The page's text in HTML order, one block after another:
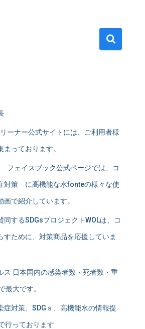
ーナー公式サイトには、ご利用者様
っております。
ェイスブック公式ページでは、コ
対策 に高機能な水fonteの様々な使
画で紹介しています。
同するSDGsプロジェクトWOLは、コ
すために、対策商品を応援していま
ス 日本国内の感染者数・死者数・重
最大です。
症対策、SDGｓ、高機能水の情報提
行っております